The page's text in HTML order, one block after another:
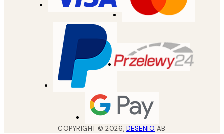
COPYRIGHT ©2026, DESENIO AB